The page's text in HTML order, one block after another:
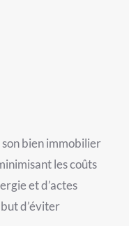
bien immobilier
les coûts
et d’actes
d’éviter